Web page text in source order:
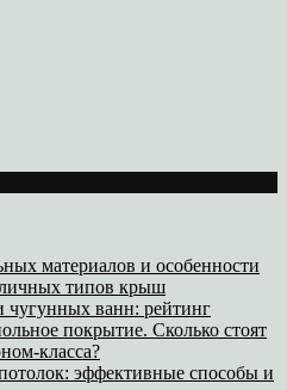
материалов и особенности
типов крыш
чугунных ванн: рейтинг
покрытие. Сколько стоят
класса?
эффективные способы и